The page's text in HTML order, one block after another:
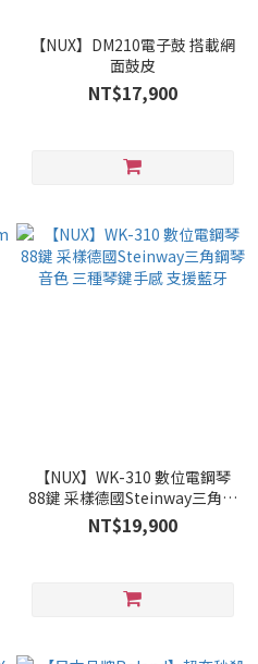
【NUX】DM210電子鼓 搭載網
面鼓皮
NT$17,900
【NUX】WK-310 數位電鋼琴
88鍵 采樣德國Steinway三角鋼
琴音色 三種琴鍵手感 支援藍牙
NT$19,900